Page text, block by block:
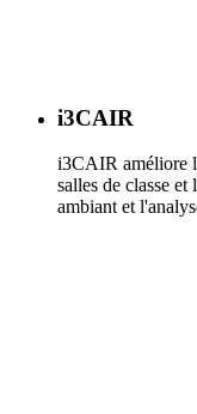
i3CAIR
i3CAIR améliore
salles de classe et
ambiant et